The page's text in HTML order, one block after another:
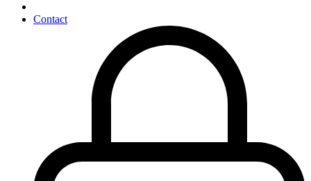
Contact